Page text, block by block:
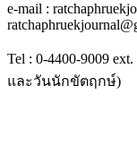
e-mail :
Tel : 0-4400-9009
และวันนักขัตฤกษ์)